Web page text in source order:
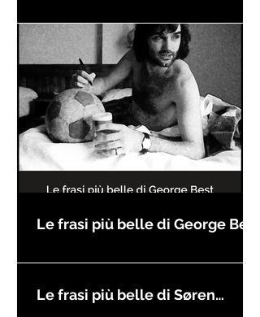
Le frasi più belle di George Best
Le frasi più belle di Søren